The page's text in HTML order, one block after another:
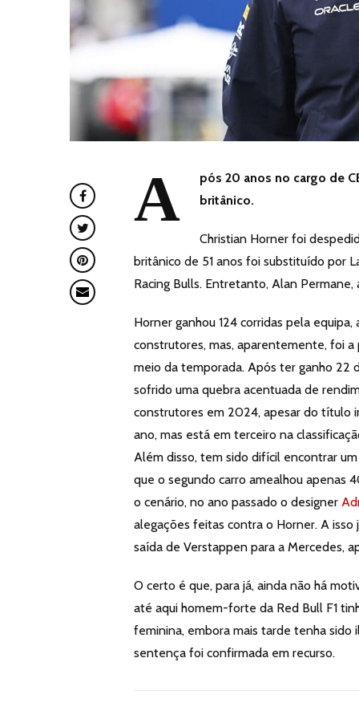
A
pós 20 anos no cargo de
britânico.
Christian Horner foi
britânico de 51 anos foi substituído por
Racing Bulls. Entretanto, Alan
Horner ganhou 124 corridas pela
construtores, mas, aparentemente, foi a
meio da temporada. Após ter ganho 22
sofrido uma quebra acentuada de
construtores em 2024, apesar do título
ano, mas está em terceiro na
Além disso, tem sido difícil encontrar
que o segundo carro amealhou apenas
o cenário, no ano passado o designer
alegações feitas contra o Horner. A
saída de Verstappen para a Mercedes,
O certo é que, para já, ainda não há
até aqui homem-forte da Red Bull F1
feminina, embora mais tarde tenha sido
sentença foi confirmada em recurso.